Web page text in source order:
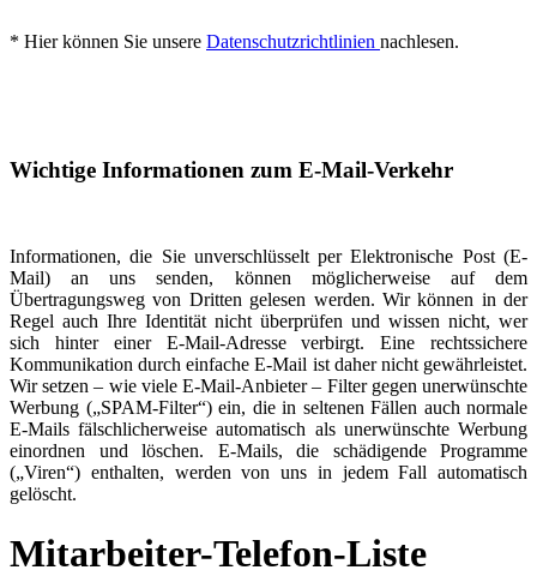
* Hier können Sie unsere Datenschutzrichtlinien nachlesen.
Wichtige Informationen zum E-Mail-Verkehr
Informationen, die Sie unverschlüsselt per Elektronische Post (E-
Mail) an uns senden, können möglicherweise auf dem
Übertragungsweg von Dritten gelesen werden. Wir können in der
Regel auch Ihre Identität nicht überprüfen und wissen nicht, wer
sich hinter einer E-Mail-Adresse verbirgt. Eine rechtssichere
Kommunikation durch einfache E-Mail ist daher nicht gewährleistet.
Wir setzen – wie viele E-Mail-Anbieter – Filter gegen unerwünschte
Werbung („SPAM-Filter“) ein, die in seltenen Fällen auch normale
E-Mails fälschlicherweise automatisch als unerwünschte Werbung
einordnen und löschen. E-Mails, die schädigende Programme
(„Viren“) enthalten, werden von uns in jedem Fall automatisch
gelöscht.
Mitarbeiter-Telefon-Liste